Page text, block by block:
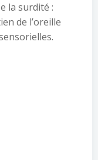
la surdité :
de l’oreille